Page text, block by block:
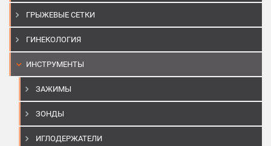
ГРЫЖЕВЫЕ СЕТКИ
ГИНЕКОЛОГИЯ
ИНСТРУМЕНТЫ
ЗАЖИМЫ
ЗОНДЫ
ИГЛОДЕРЖАТЕЛИ